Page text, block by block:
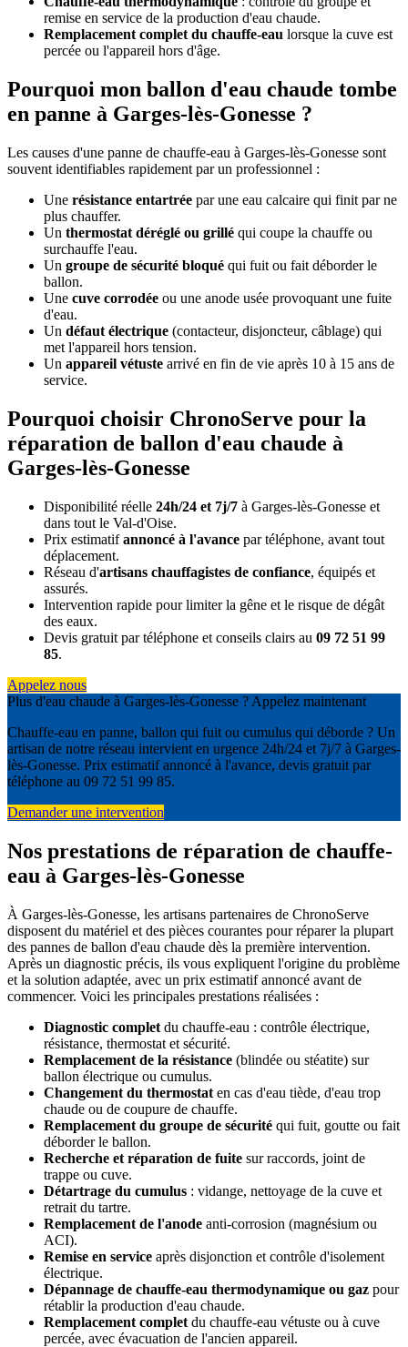
remise en service de la production d'eau chaude.
Remplacement complet du chauffe-eau lorsque la cuve est
percée ou l'appareil hors d'âge.
Pourquoi mon ballon d'eau chaude tombe
en panne à Garges-lès-Gonesse ?
Les causes d'une panne de chauffe-eau à Garges-lès-Gonesse sont
souvent identifiables rapidement par un professionnel :
Une résistance entartrée par une eau calcaire qui finit par ne
plus chauffer.
Un thermostat déréglé ou grillé qui coupe la chauffe ou
surchauffe l'eau.
Un groupe de sécurité bloqué qui fuit ou fait déborder le
ballon.
Une cuve corrodée ou une anode usée provoquant une fuite
d'eau.
Un défaut électrique (contacteur, disjoncteur, câblage) qui
met l'appareil hors tension.
Un appareil vétuste arrivé en fin de vie après 10 à 15 ans de
service.
Pourquoi choisir ChronoServe pour la
réparation de ballon d'eau chaude à
Garges-lès-Gonesse
Disponibilité réelle 24h/24 et 7j/7 à Garges-lès-Gonesse et
dans tout le Val-d'Oise.
Prix estimatifannoncé à l'avance par téléphone, avant tout
déplacement.
Réseau d'artisans chauffagistes de confiance, équipés et
assurés.
Intervention rapide pour limiter la gêne et le risque de dégât
des eaux.
Devis gratuit par téléphone et conseils clairs au 09 72 51 99
85.
Appelez nous
Plus d'eau chaude à Garges-lès-Gonesse ? Appelez maintenant
Chauffe-eau en panne, ballon qui fuit ou cumulus qui déborde ? Un
artisan de notre réseau intervient en urgence 24h/24 et 7j/7 à Garges-
lès-Gonesse. Prix estimatif annoncé à l'avance, devis gratuit par
téléphone au 09 72 51 99 85.
Demander une intervention
Nos prestations de réparation de chauffe-
eau à Garges-lès-Gonesse
À Garges-lès-Gonesse, les artisans partenaires de ChronoServe
disposent du matériel et des pièces courantes pour réparer la plupart
des pannes de ballon d'eau chaude dès la première intervention.
Après un diagnostic précis, ils vous expliquent l'origine du problème
et la solution adaptée, avec un prix estimatif annoncé avant de
commencer. Voici les principales prestations réalisées :
Diagnostic complet du chauffe-eau : contrôle électrique,
résistance, thermostat et sécurité.
Remplacement de la résistance (blindée ou stéatite) sur
ballon électrique ou cumulus.
Changement du thermostat en cas d'eau tiède, d'eau trop
chaude ou de coupure de chauffe.
Remplacement du groupe de sécurité qui fuit, goutte ou fait
déborder le ballon.
Recherche et réparation de fuite sur raccords, joint de
trappe ou cuve.
Détartrage du cumulus : vidange, nettoyage de la cuve et
retrait du tartre.
Remplacement de l'anode anti-corrosion (magnésium ou
ACI).
Remise en service après disjonction et contrôle d'isolement
électrique.
Dépannage de chauffe-eau thermodynamique ou gaz pour
rétablir la production d'eau chaude.
Remplacement complet du chauffe-eau vétuste ou à cuve
percée, avec évacuation de l'ancien appareil.